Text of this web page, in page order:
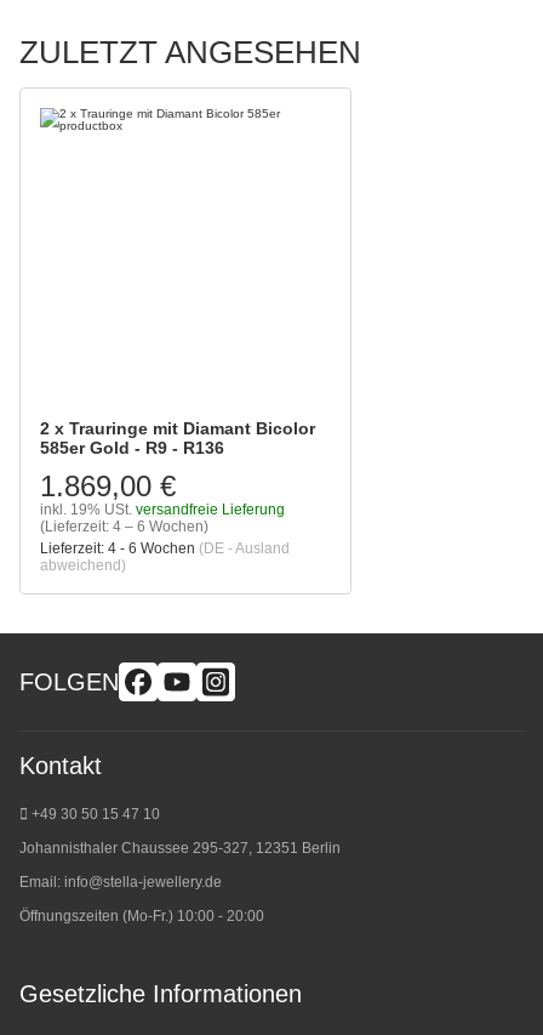
ZULETZT ANGESEHEN
2 x Trauringe mit Diamant Bicolor
585er Gold - R9 - R136
1.869,00 €
inkl. 19% USt. versandfreie Lieferung
(Lieferzeit: 4 – 6 Wochen)
Lieferzeit: 4 - 6 Wochen (DE - Ausland
abweichend)
FOLGEN
Kontakt
+49 30 50 15 47 10
Johannisthaler Chaussee 295-327, 12351 Berlin
Email: info@stella-jewellery.de
Öffnungszeiten (Mo-Fr.) 10:00 - 20:00
Gesetzliche Informationen